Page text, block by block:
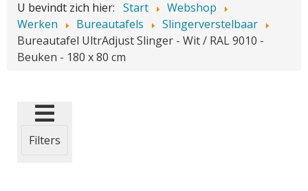
U bevindt zich hier: Start
Webshop
Werken
Bureautafels
Slingerverstelbaar
Bureautafel UltrAdjust Slinger - Wit / RAL 9010 -
Beuken - 180 x 80 cm
Filters